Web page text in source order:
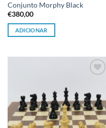
Conjunto Morphy Black
€380,00
ADICIONAR
desejos